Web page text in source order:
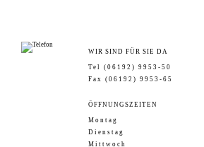
WIR SIND FÜR SIE DA
Tel (06192) 9953-50
Fax (06192) 9953-65
ÖFFNUNGSZEITEN
Montag
Dienstag
Mittwoch